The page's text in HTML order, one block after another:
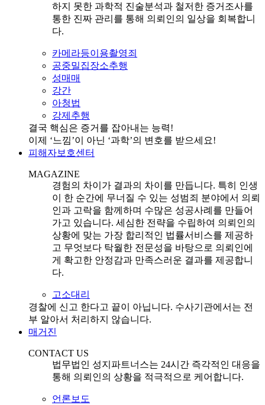
하지 못한 과학적 진술분석과 철저한 증거조사를
통한 진짜 관리를 통해 의뢰인의 일상을 회복합니
다.
카메라등이용촬영죄
공중밀집장소추행
성매매
강간
아청법
강제추행
결국 핵심은 증거를 잡아내는 능력!
이제 ‘느낌’이 아닌 ‘과학’의 변호를 받으세요!
피해자보호센터
MAGAZINE
경험의 차이가 결과의 차이를 만듭니다. 특히 인생
이 한 순간에 무너질 수 있는 성범죄 분야에서 의뢰
인과 고락을 함께하며 수많은 성공사례를 만들어
가고 있습니다. 세심한 전략을 수립하여 의뢰인의
상황에 맞는 가장 합리적인 법률서비스를 제공하
고 무엇보다 탁월한 전문성을 바탕으로 의뢰인에
게 확고한 안정감과 만족스러운 결과를 제공합니
다.
고소대리
경찰에 신고 한다고 끝이 아닙니다. 수사기관에서는 전
부 알아서 처리하지 않습니다.
매거진
CONTACT US
법무법인 성지파트너스는 24시간 즉각적인 대응을
통해 의뢰인의 상황을 적극적으로 케어합니다.
언론보도